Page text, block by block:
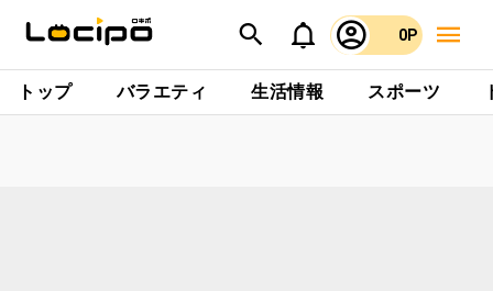
0P
トップ バラエティ 生活情報 スポーツ